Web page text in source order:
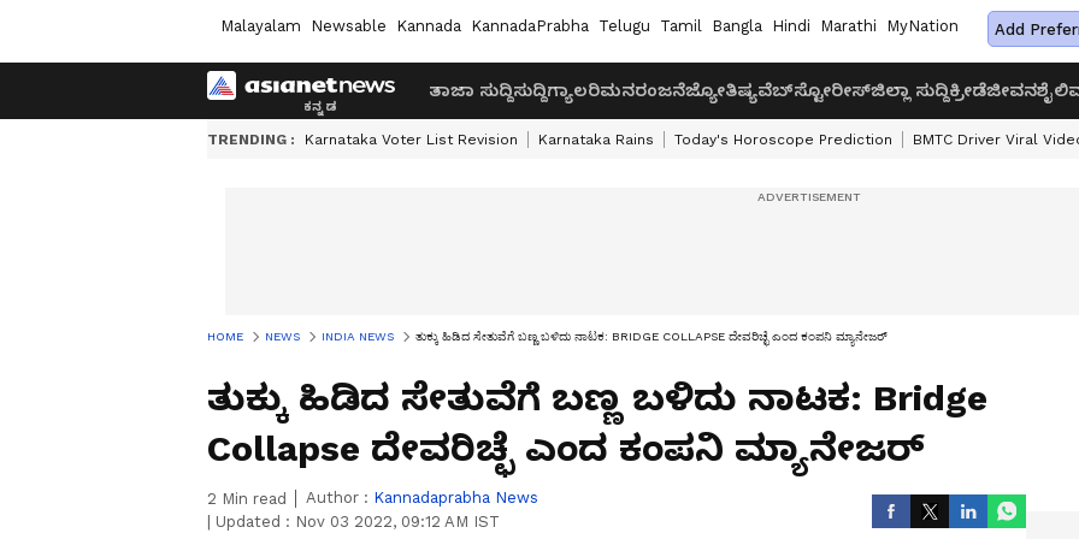
Malayalam Newsable Kannada KannadaPrabha Telugu Tamil Bangla Hindi Marathi MyNation Add
ತಾಜಾ ಸುದ್ದಿಸುದ್ದಿಗ್ಯಾಲರಿಮನರಂಜನೆಜ್ಯೋತಿಷ್ಯವೆಬ್‌ಸ್ಟೋರೀಸ್ಜಿಲ್ಲಾ ಸುದ್ದಿಕ್ರೀಡೆಜೀವನಶೈಲಿ
TRENDING : Karnataka Voter List Revision Karnataka Rains Today's Horoscope Prediction BMTC Driver Viral
HOME NEWS INDIA NEWS ತುಕ್ಕು ಹಿಡಿದ ಸೇತುವೆಗೆ ಬಣ್ಣ ಬಳಿದು ನಾಟಕ: BRIDGE COLLAPSE ದೇವರಿಚ್ಛೆ ಎಂದ ಕಂಪನಿ ಮ್ಯಾನೇಜರ್
ತುಕ್ಕು ಹಿಡಿದ ಸೇತುವೆಗೆ ಬಣ್ಣ ಬಳಿದು ನಾಟಕ: Bridge
Collapse ದೇವರಿಚ್ಛೆ ಎಂದ ಕಂಪನಿ ಮ್ಯಾನೇಜರ್
2 Min read Author : Kannadaprabha News
Updated : Nov 03 2022, 09:12 AM IST